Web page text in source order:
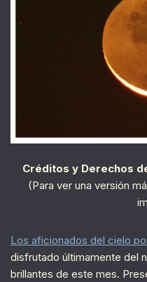
Créditos y Derechos
(Para ver una versión
Los aficionados del cielo
disfrutado últimamente del
brillantes de este mes.